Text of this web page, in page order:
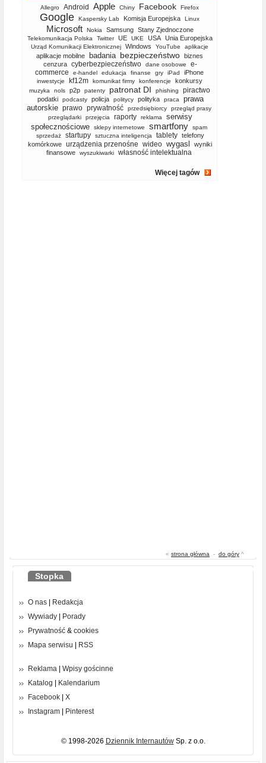
Allegro Android Apple Chiny Facebook Firefox
Google Kaspersky Lab Komisja Europejska Linux
Microsoft Nokia Samsung Stany Zjednoczone
Telekomunikacja Polska Twitter UE UKE USA Unia Europejska
Urząd Komunikacji Elektronicznej Windows YouTube aplikacje
aplikacje mobilne badania bezpieczeństwo biznes
cenzura cyberbezpieczeństwo dane osobowe
e-
commerce
e-handel edukacja finanse gry iPad iPhone
inwestycje kf12m komunikat firmy konferencje konkursy
muzyka nols p2p patenty patronat DI phishing piractwo
podatki podcasty policja politycy polityka praca
prawa
autorskie prawo prywatność przedsiębiorcy
przegląd prasy
przeglądarki
przejęcia raporty reklama
serwisy
społecznościowe
sklepy internetowe smartfony
spam
sprzedaż
startupy sztuczna inteligencja tablety telefony
komórkowe
urządzenia przenośne wideo wygasl
wyniki
finansowe
wyszukiwarki własność intelektualna
Więcej tagów
« strona główna - do góry ^
Stopka
O nas | Redakcja
Wywiady | Porady
Prywatność & cookies
Mapa serwisu | RSS
Reklama | Wpisy gościnne
Katalog | Kalendarium
Facebook | X
Instagram | Pinterest
© 1998-2026 Dziennik InternautówSp. z o.o.